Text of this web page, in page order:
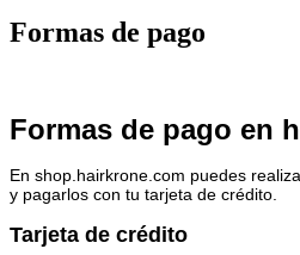
Formas de pago
Formas de pago en
En shop.hairkrone.com puedes
y pagarlos con tu tarjeta de crédito.
Tarjeta de crédito